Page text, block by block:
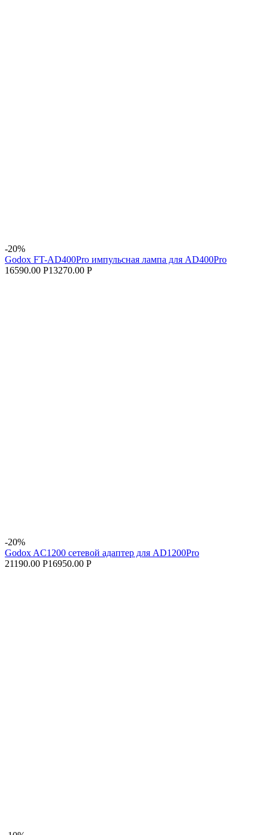
-20%
Godox FT-AD400Pro импульсная лампа для AD400Pro
16590.00 Р13270.00 Р
-20%
Godox AC1200 сетевой адаптер для AD1200Pro
21190.00 Р16950.00 Р